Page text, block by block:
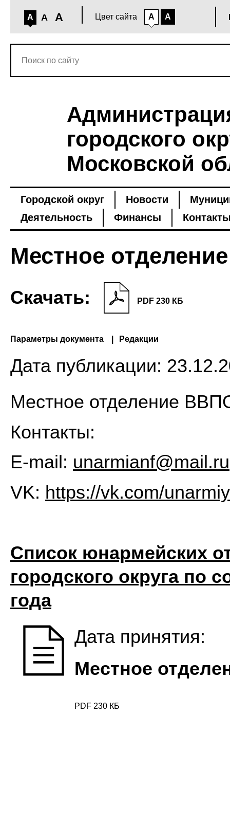
A A A Цвет сайта A A
городского
Московской
Городской округ Новости
Деятельность
Финансы
Местное
Скачать: PDF 230 КБ
Параметры документа Редакции
Дата публикации:
Местное отделение
Контакты:
E-mail: unarmianf@mail.ru
VK: https://vk.com/
Список юнармейских
городского округа по
года
Дата принятия:
Местное
PDF 230 КБ